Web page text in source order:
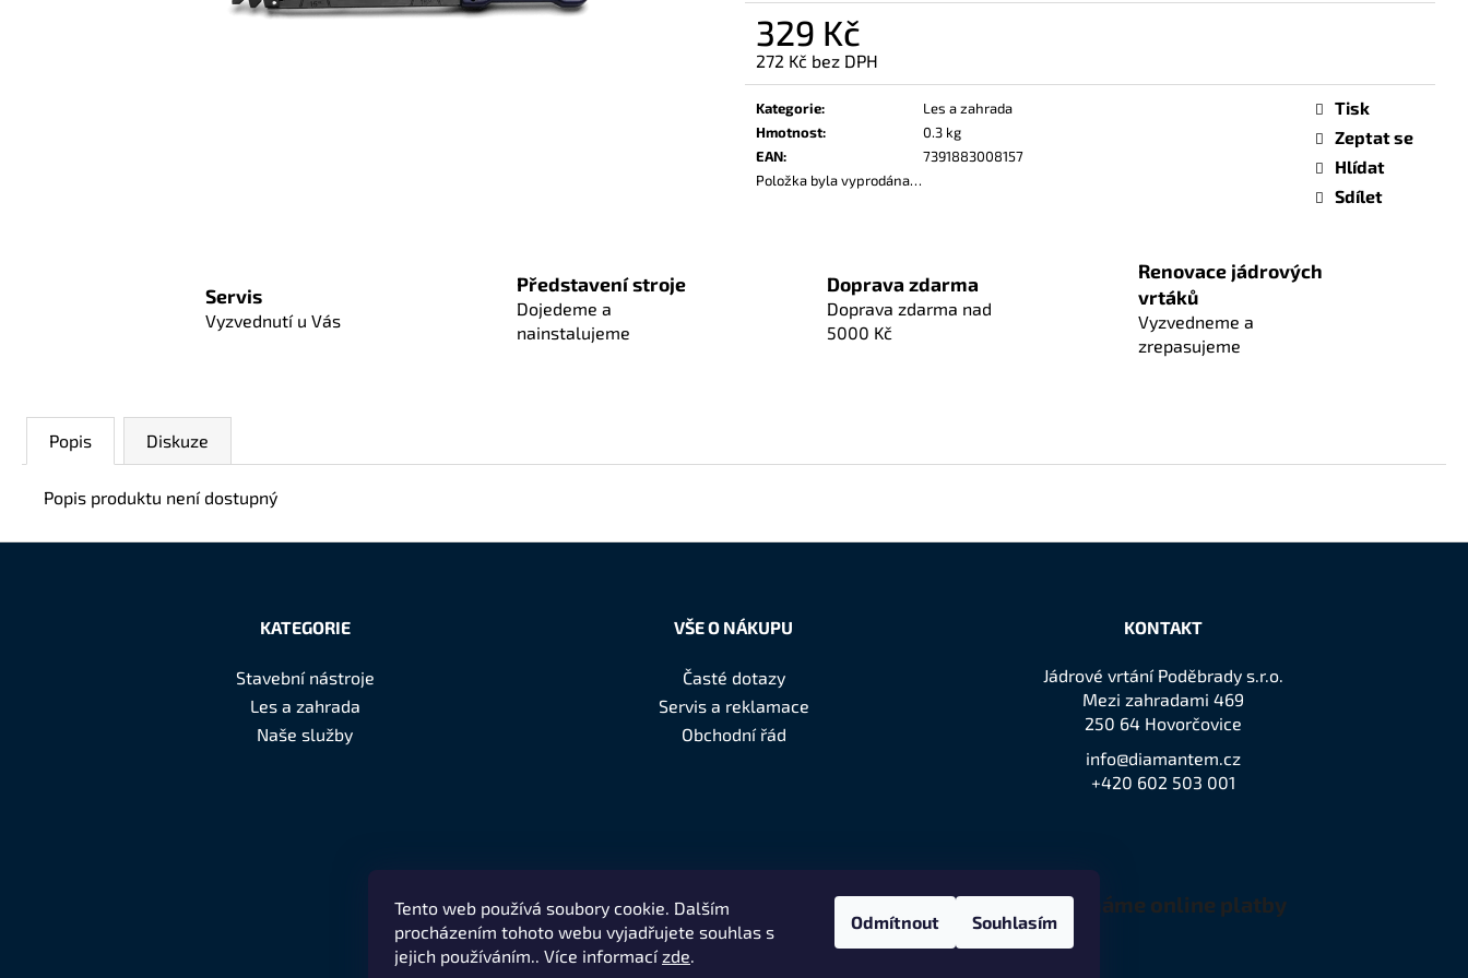
Tento web používá soubory cookie. Dalším
procházením tohoto webu vyjadřujete souhlas s
jejich používáním.. Více informacízde.
Odmítnout Souhlasím
329 Kč
272 Kč bez DPH
Měrná
cena:
Kategorie:
Les a zahrada
Hmotnost:
0.3 kg
EAN:
7391883008157
Položka byla vyprodána…
Tisk
Zeptat se
Hlídat
Sdílet
Servis
Vyzvednutí u Vás
Představení stroje
Dojedeme a
nainstalujeme
Doprava zdarma
Doprava zdarma nad
5000 Kč
Renovace jádrových
vrtáků
Vyzvedneme a
zrepasujeme
Popis Diskuze
Popis produktu není dostupný
KATEGORIE
Stavební nástroje
Les a zahrada
Naše služby
VŠE O NÁKUPU
Časté dotazy
Servis a reklamace
Obchodní řád
KONTAKT
Jádrové vrtání Poděbrady s.r.o.
Mezi zahradami 469
250 64 Hovorčovice
info@diamantem.cz
+420 602 503 001
Přijímáme online platby